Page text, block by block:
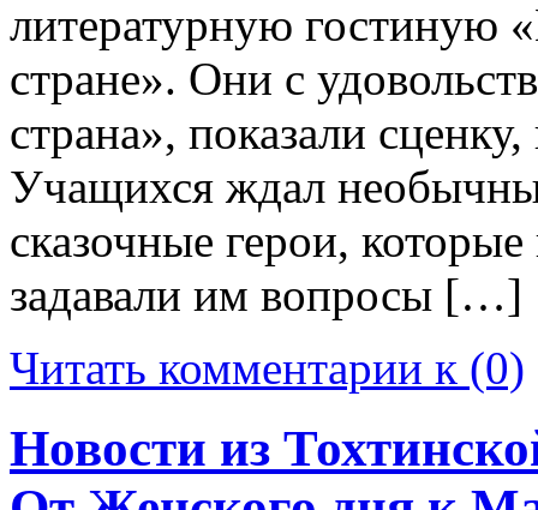
литературную гостиную
стране». Они с
страна», показали
Учащихся ждал
сказочные герои,
задавали им вопросы […]
Читать комментарии к (0)
Новости из